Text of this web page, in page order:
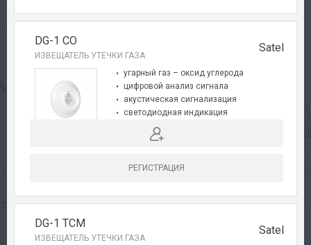
DG-1 CO
ИЗВЕЩАТЕЛЬ УТЕЧКИ ГАЗА
Satel
угарный газ – оксид углерода
цифровой анализ сигнала
акустическая сигнализация
светодиодная индикация
полная автодиагностика
функция предтревоги
РЕГИСТРАЦИЯ
DG-1 TCM
ИЗВЕЩАТЕЛЬ УТЕЧКИ ГАЗА
Satel